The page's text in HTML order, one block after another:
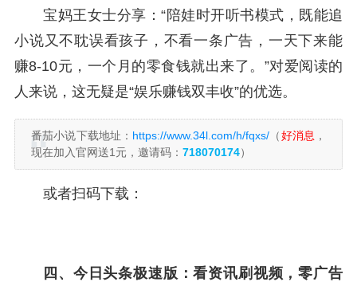
宝妈王女士分享：“陪娃时开听书模式，既能追
小说又不耽误看孩子，不看一条广告，一天下来能
赚8-10元，一个月的零食钱就出来了。”对爱阅读的
人来说，这无疑是“娱乐赚钱双丰收”的优选。
番茄小说下载地址： https://www.34l.com/h/fqxs/ （好消息 ，
现在加入官网送1元，邀请码： 718070174）
或者扫码下载：
四、今日头条极速版：看资讯刷视频，零广告